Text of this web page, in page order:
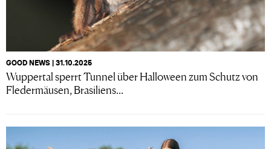
GOOD NEWS | 31.10.2025
Wuppertal sperrt Tunnel über Halloween zum Schutz von
Fledermäusen, Brasiliens...